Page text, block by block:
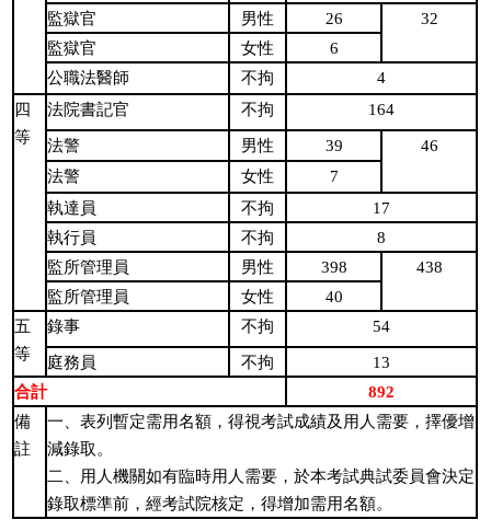
監獄官 男性 26 32
監獄官 女性 6
公職法醫師 不拘
4
四
等
法院書記官 不拘 164
法警 男性 39 46
法警 女性 7
執達員 不拘 17
執行員 不拘 8
監所管理員 男性 398 438
監所管理員 女性 40
五
等
錄事 不拘 54
庭務員 不拘
13
合計
892
備
註
一、表列暫定需用名額，得視考試成績及用人需要，擇優增
減錄取。
二、用人機關如有臨時用人需要，於本考試典試委員會決定
錄取標準前，經考試院核定，得增加需用名額。